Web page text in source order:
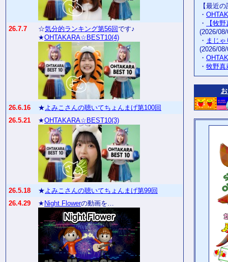
26.7.7 ☆気分的ランキング第56回です♪
★OHTAKARA☆BEST10(4)
26.6.16 ★よみこさんの聴いてちょんまげ第100回
26.5.21
★OHTAKARA☆BEST10(3)
26.5.18 ★よみこさんの聴いてちょんまげ第99回
26.4.29
★ Night Flowerの動画を…
【最近
・
・
【牧
(2026/
・ まじ
(2026/
・
・ 牧野真